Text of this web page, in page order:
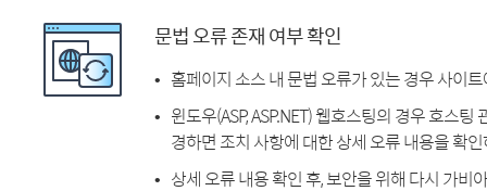
문법 오류 존재 여부 확인
홈페이지 소스 내 문법 오류가 있는 경우 사이
윈도우(ASP, ASP.NET) 웹호스팅의 경우 호스
경하면 조치 사항에 대한 상세 오류 내용을 확
상세 오류 내용 확인 후, 보안을 위해 다시 가